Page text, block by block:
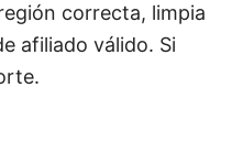
correcta, limpia
afiliado válido. Si